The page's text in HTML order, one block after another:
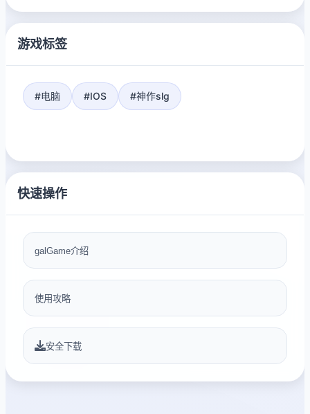
游戏标签
#电脑 #IOS #神作slg
快速操作
galGame介绍
使用攻略
安全下载